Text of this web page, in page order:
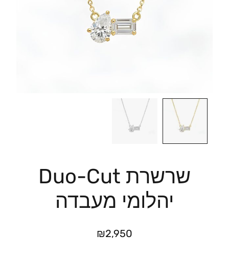
שרשרת Duo-Cut
יהלומי מעבדה
₪2,950